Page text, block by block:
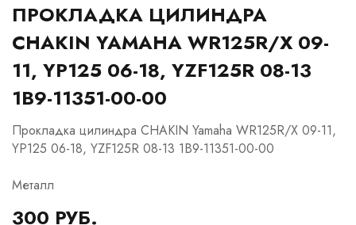
ПРОКЛАДКА ЦИЛИНДРА
CHAKIN YAMAHA WR125R/X 09-
11, YP125 06-18, YZF125R 08-13
1B9-11351-00-00
Прокладка цилиндра CHAKIN Yamaha WR125R/X 09-11,
YP125 06-18, YZF125R 08-13 1B9-11351-00-00
Металл
300 РУБ.